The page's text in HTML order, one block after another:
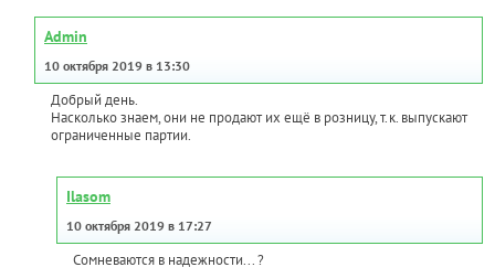
Admin
10 октября 2019 в 13:30
Добрый день.
Насколько знаем, они не продают их ещё в розницу, т.к. выпускают
ограниченные партии.
Ilasom
10 октября 2019 в 17:27
Сомневаются в надежности... ?